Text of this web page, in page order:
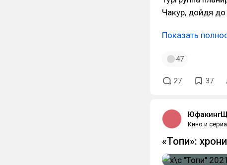
Чакур, дойдя
Показать
47
27 37
Кино и
«Топи»: